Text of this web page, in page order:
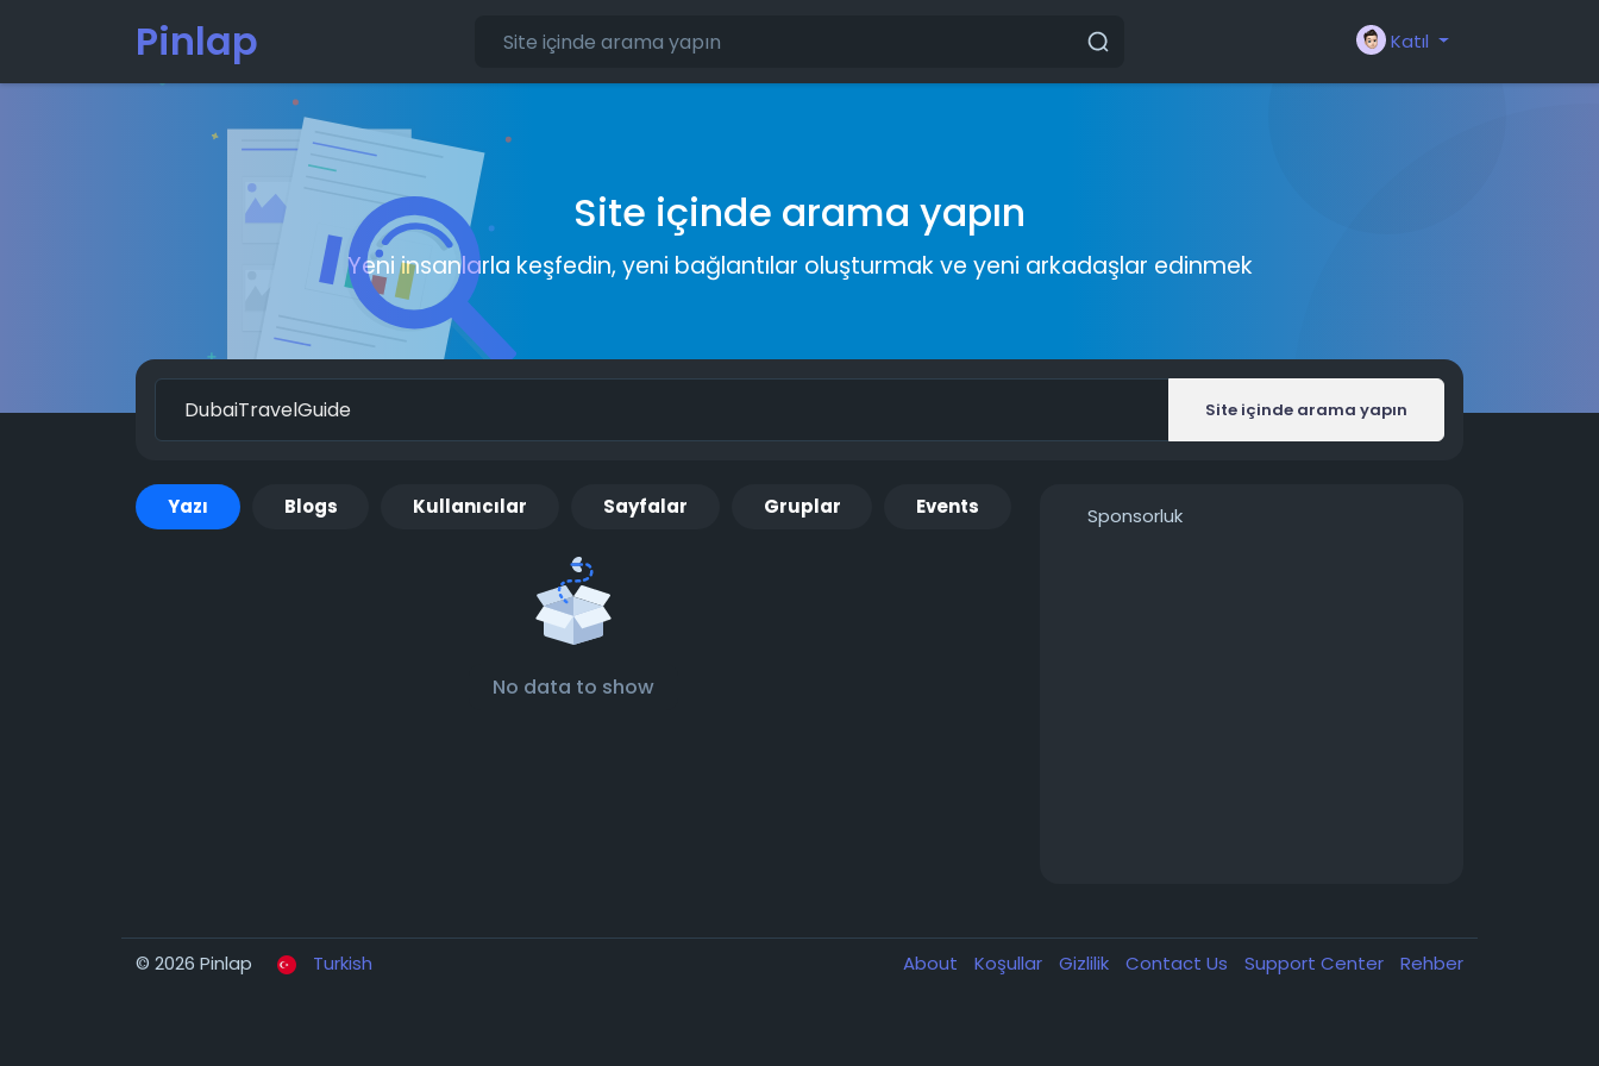
Pinlap Katıl
Site içinde arama yapın
Yeni insanlarla keşfedin, yeni bağlantılar oluşturmak ve yeni arkadaşlar edinmek
Site içinde arama yapın
Yazı Blogs Kullanıcılar Sayfalar Gruplar Events
No data to show
Sponsorluk
© 2026 Pinlap Turkish About Koşullar Gizlilik Contact Us Support Center Rehber